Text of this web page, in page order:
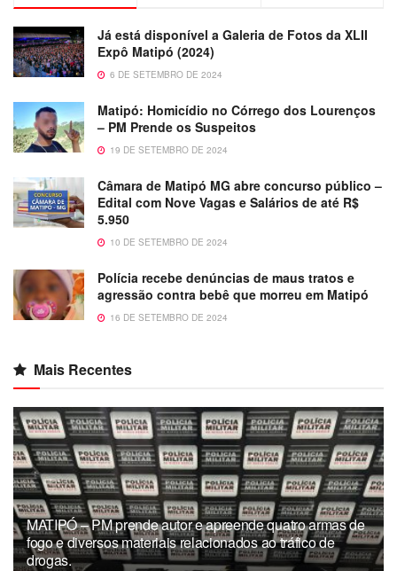
Já está disponível a Galeria de Fotos da XLII
Expô Matipó (2024)
6 DE SETEMBRO DE 2024
Matipó: Homicídio no Córrego dos Lourenços
– PM Prende os Suspeitos
19 DE SETEMBRO DE 2024
Câmara de Matipó MG abre concurso público –
Edital com Nove Vagas e Salários de até R$
5.950
10 DE SETEMBRO DE 2024
Polícia recebe denúncias de maus tratos e
agressão contra bebê que morreu em Matipó
16 DE SETEMBRO DE 2024
Mais Recentes
MATIPÓ – PM prende autor e apreende quatro armas de
fogo e diversos materiais relacionados ao tráfico de
drogas.